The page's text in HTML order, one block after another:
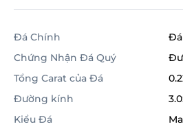
Đá Chính
Chứng Nhận Đá Quý
Tổng Carat của Đá
Đường kính
Kiểu Đá